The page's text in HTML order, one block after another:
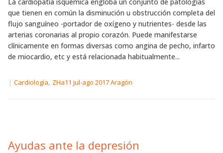
que tienen en común la disminución u obstrucción completa del
flujo sanguíneo -portador de oxígeno y nutrientes- desde las
arterias coronarias al propio corazón. Puede manifestarse
clínicamente en formas diversas como angina de pecho, infarto
de miocardio, etc y está relacionada habitualmente...
| Cardiología, ZHa11 jul-ago 2017 Aragón
Ayudas ante la depresión